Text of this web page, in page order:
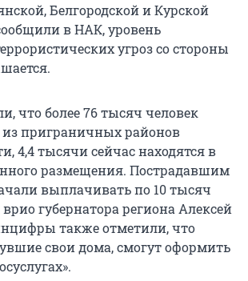
Белгородской и Курской
в НАК, уровень
угроз со стороны
что более 76 тысяч человек
приграничных районов
4,4 тысячи сейчас находятся в
размещения. Пострадавшим
выплачивать по 10 тысяч
губернатора региона Алексей
также отметили, что
свои дома, смогут оформить